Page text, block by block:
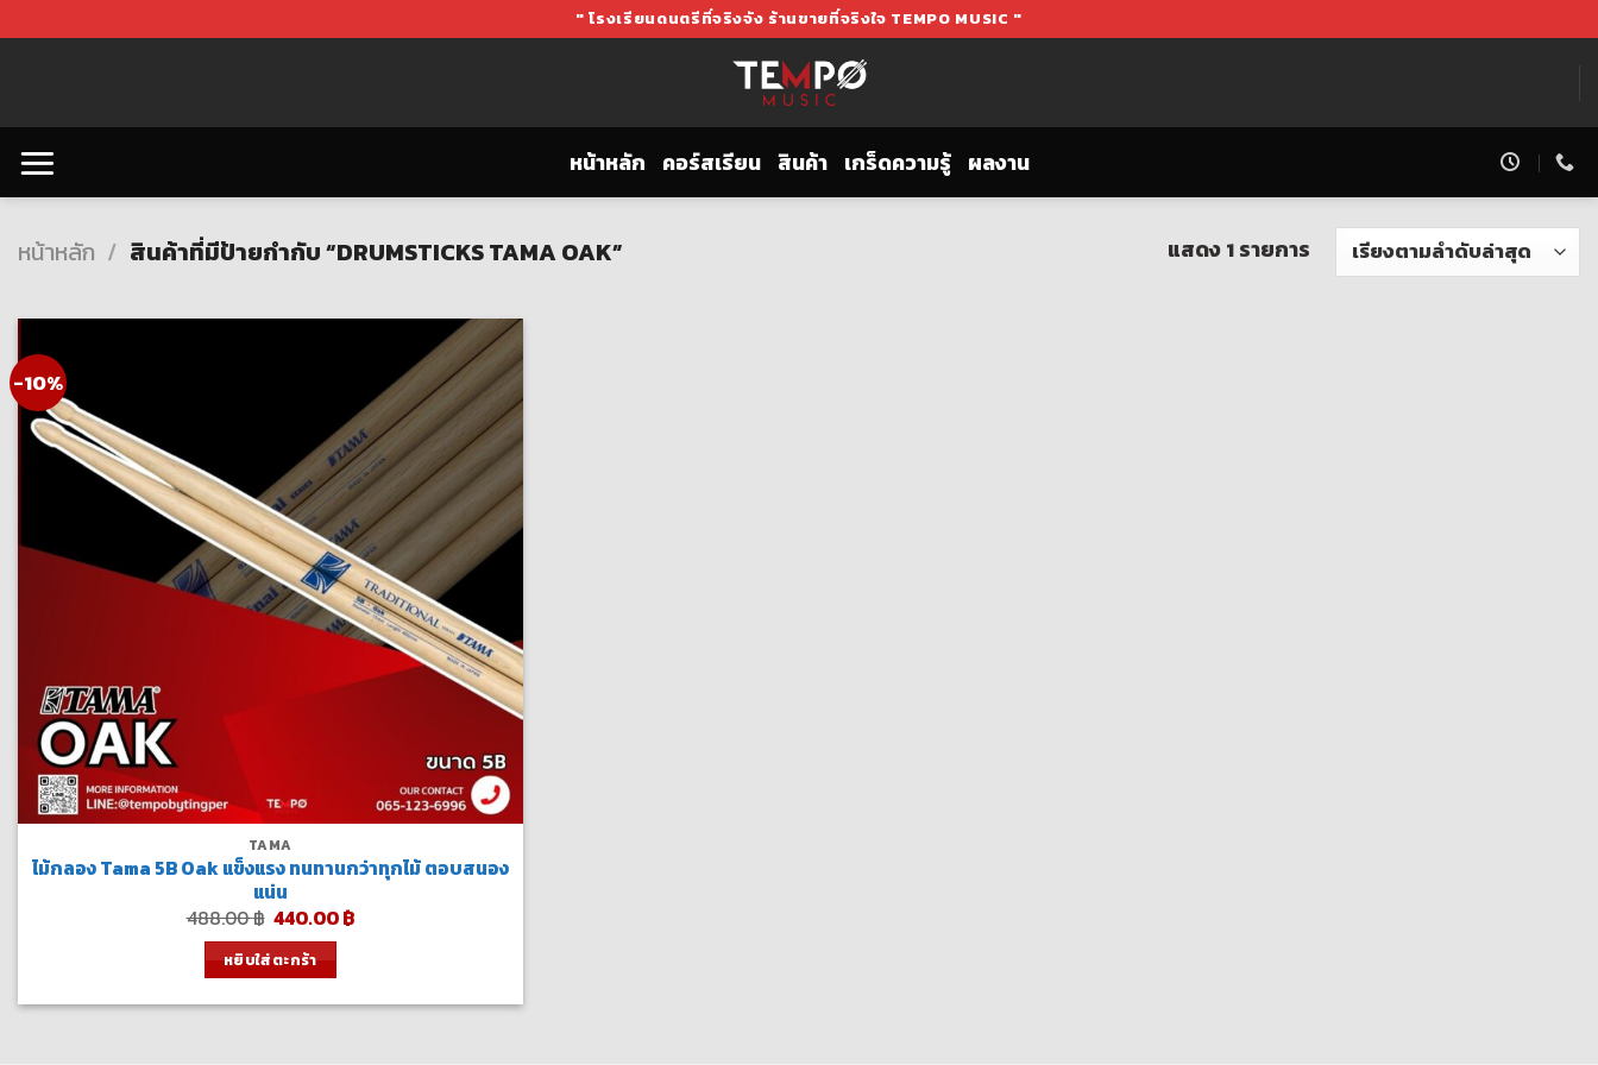
to
" โรงเรียนดนตรีที่จริงจัง ร้านขายที่จริงใจ TEMPO MUSIC "
หน้าหลัก คอร์สเรียน สินค้า เกร็ดความรู้ ผลงาน
หน้าหลัก / สินค้าที่มีป้ายกำกับ “DRUMSTICKS TAMA OAK” แสดง 1 รายการ
-10%
TAMA
ไม้กลอง Tama 5B Oak แข็งแรง ทนทานกว่าทุกไม้ ตอบสนอง
แน่น
488.00฿ Original
price
was:
488.00 ฿.
440.00฿Current
หยิบใส่ตะกร้า